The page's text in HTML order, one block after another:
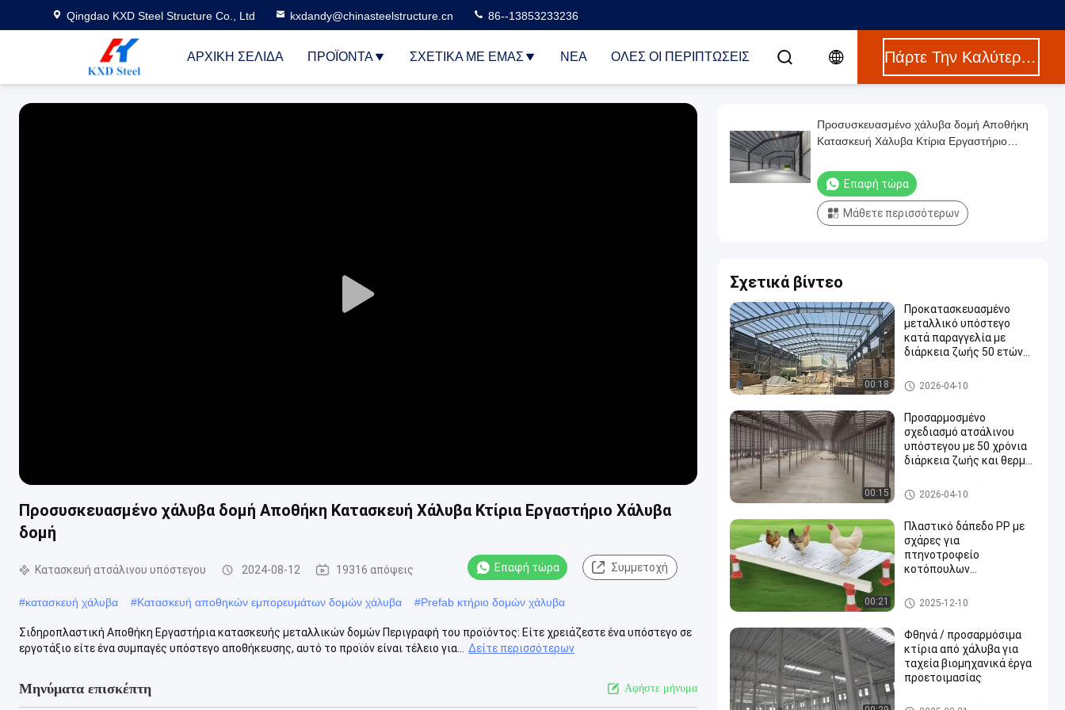
Qingdao KXD Steel Structure Co., Ltd kxdandy@chinasteelstructure.cn 86--13853233236
ΑΡΧΙΚΉ ΣΕΛΊΔΑ ΠΡΟΪΌΝΤΑ ΣΧΕΤΙΚΆ ΜΕ ΕΜΆΣ ΝΈΑ ΌΛΕΣ ΟΙ ΠΕΡΙΠΤΏΣΕΙΣ Πάρτε Την Καλύτερη Τιμή
Play
Προσυσκευασμένο χάλυβα δομή Αποθήκη Κατασκευή Χάλυβα Κτίρια Εργαστήριο Χάλυβα
δομή
Κατασκευή ατσάλινου υπόστεγου 2024-08-12 19316 απόψεις Επαφή τώρα Συμμετοχή
#κατασκευή χάλυβα #Κατασκευή αποθηκών εμπορευμάτων δομών χάλυβα #Prefab κτήριο δομών χάλυβα
Σιδηροπλαστική Αποθήκη Εργαστήρια κατασκευής μεταλλικών δομών Περιγραφή του προϊόντος: Είτε χρειάζεστε ένα υπόστεγο σε
εργοτάξιο είτε ένα συμπαγές υπόστεγο αποθήκευσης, αυτό το προϊόν είναι τέλειο για...
Δείτε περισσότερων
Μηνύματα επισκέπτη Αφήστε μήνυμα
Προσυσκευασμένο χάλυβα δομή Αποθήκη
Κατασκευή Χάλυβα Κτίρια Εργαστήριο
Επαφή τώρα
Μάθετε περισσότερων
Σχετικά βίντεο
00:18
Προκατασκευασμένο
μεταλλικό υπόστεγο
κατά παραγγελία με
διάρκεια ζωής 50 ετών
εγκατάσταση
Κατασκευή ατσάλινου υπόστ
εγου
2026-04-10
00:15
Προσαρμοσμένο
σχεδιασμό ατσάλινου
υπόστεγου με 50 χρόνια
διάρκεια ζωής και θερμό
φινίρισμα για
βιομηχανική αποθήκευση
Κατασκευή ατσάλινου υπόστ
εγου
2026-04-10
00:21
Πλαστικό δάπεδο PP με
σχάρες για
πτηνοτροφείο
κοτόπουλων
Πτηνοτροφείο από χάλυβα
2025-12-10
Φθηνά / προσαρμόσιμα
κτίρια από χάλυβα για
ταχεία βιομηχανικά έργα
προετοιμασίας
Κτίριο μεταλλικών κατασκε